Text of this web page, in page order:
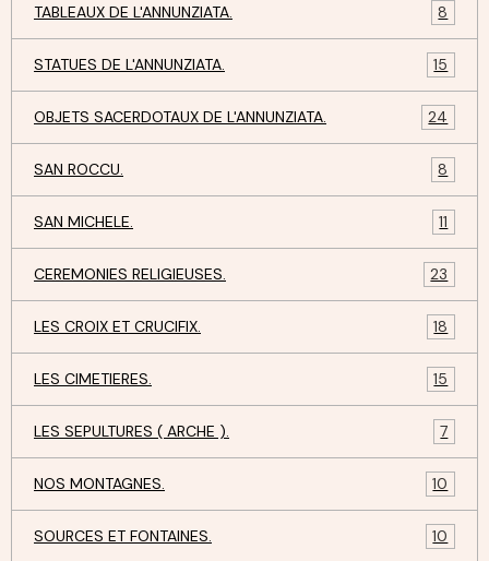
TABLEAUX DE L'ANNUNZIATA. 8
STATUES DE L'ANNUNZIATA. 15
OBJETS SACERDOTAUX DE L'ANNUNZIATA. 24
SAN ROCCU. 8
SAN MICHELE. 11
CEREMONIES RELIGIEUSES. 23
LES CROIX ET CRUCIFIX. 18
LES CIMETIERES. 15
LES SEPULTURES ( ARCHE ). 7
NOS MONTAGNES. 10
SOURCES ET FONTAINES. 10